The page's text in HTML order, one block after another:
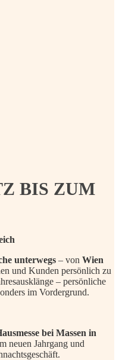
BIS ZUM
unterwegs – von Wien
und Kunden persönlich zu
– persönliche
im Vordergrund.
bei Massen in
neuen Jahrgang und